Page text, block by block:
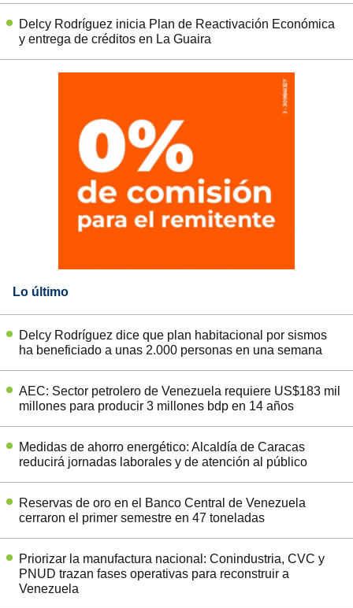
Delcy Rodríguez inicia Plan de Reactivación Económica
y entrega de créditos en La Guaira
Lo último
Delcy Rodríguez dice que plan habitacional por sismos
ha beneficiado a unas 2.000 personas en una semana
AEC: Sector petrolero de Venezuela requiere US$183 mil
millones para producir 3 millones bdp en 14 años
Medidas de ahorro energético: Alcaldía de Caracas
reducirá jornadas laborales y de atención al público
Reservas de oro en el Banco Central de Venezuela
cerraron el primer semestre en 47 toneladas
Priorizar la manufactura nacional: Conindustria, CVC y
PNUD trazan fases operativas para reconstruir a
Venezuela